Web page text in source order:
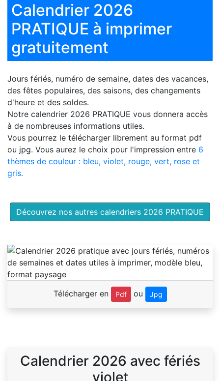
Calendrier 2026
PRATIQUE à imprimer
gratuitement
Jours fériés, numéro de semaine, dates des vacances,
des fêtes populaires, des saisons, des changements
d'heure et des soldes.
Notre calendrier 2026 PRATIQUE vous donnera accès
à de nombreuses informations utiles.
Vous pourrez le télécharger librement au format pdf
ou jpg. Vous aurez le choix pour l'impression entre 6
thèmes de couleur : bleu, violet, rouge, vert, rose et
gris.
Découvrez nos autres calendriers 2026 PRATIQUE
Télécharger en Pdf ou Jpg
Calendrier 2026 avec fériés
violet